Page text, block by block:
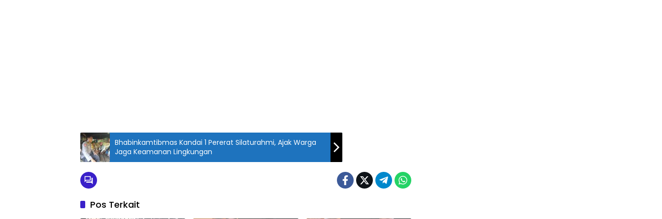
Bhabinkamtibmas Kandai 1 Pererat Silaturahmi, Ajak Warga
Jaga Keamanan Lingkungan
Pos Terkait